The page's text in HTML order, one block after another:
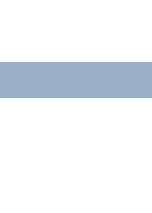
zu überprüfen, und die